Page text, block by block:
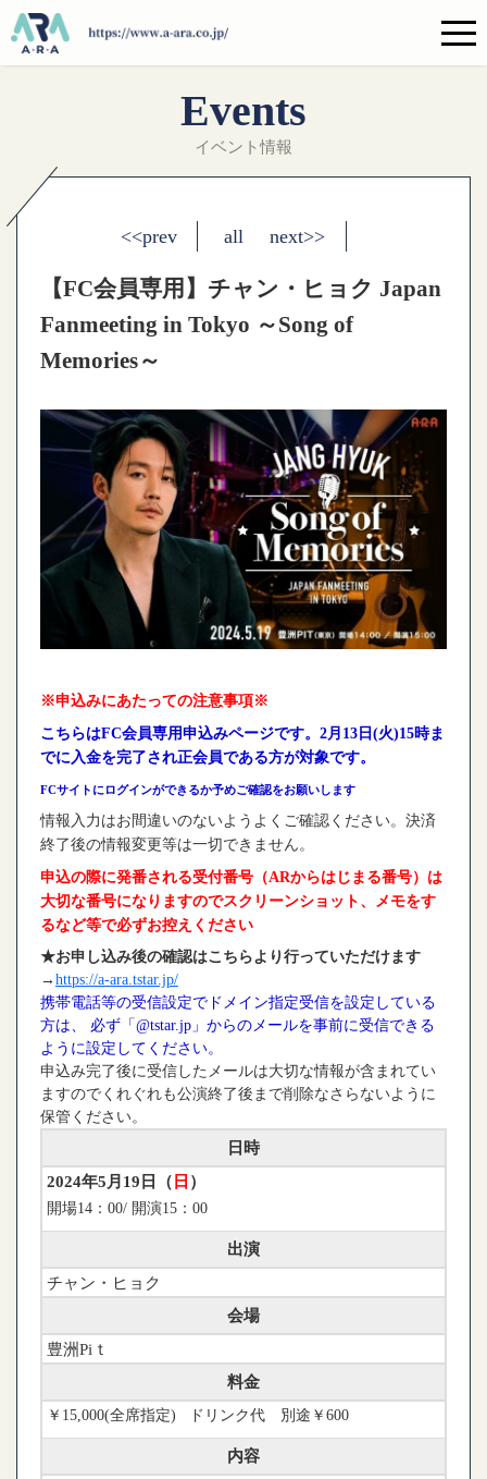
Events
イベント情報
<<prev all next>>
【FC会員専用】チャン・ヒョク Japan
Fanmeeting in Tokyo ～Song of
Memories～
※申込みにあたっての注意事項※
こちらはFC会員専用申込みページです。2月13日(火)15時ま
でに入金を完了され正会員である方が対象です。
FCサイトにログインができるか予めご確認をお願いします
情報入力はお間違いのないようよくご確認ください。決済
終了後の情報変更等は一切できません。
申込の際に発番される受付番号（ARからはじまる番号）は
大切な番号になりますのでスクリーンショット、メモをす
るなど等で必ずお控えください
★お申し込み後の確認はこちらより行っていただけます
→ https://a-ara.tstar.jp/
携帯電話等の受信設定でドメイン指定受信を設定している
方は、 必ず「@tstar.jp」からのメールを事前に受信できる
ように設定してください。
申込み完了後に受信したメールは大切な情報が含まれてい
ますのでくれぐれも公演終了後まで削除なさらないように
保管ください。
日時
2024年5月19日（ 日 ）
開場14：00/ 開演15：00
出演
チャン・ヒョク
会場
豊洲Piｔ
料金
￥15,000(全席指定) ドリンク代 別途￥600
内容